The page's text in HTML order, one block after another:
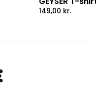
149,00 kr.